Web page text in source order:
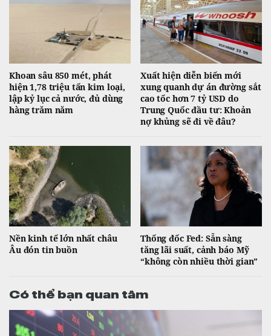
Khoan sâu 850 mét, phát
hiện 1,78 triệu tấn kim loại,
lập kỷ lục cả nước, đủ dùng
hàng trăm năm
Xuất hiện diễn biến mới
xung quanh dự án đường sắt
cao tốc hơn 7 tỷ USD do
Trung Quốc đầu tư: Khoản
nợ khủng sẽ đi về đâu?
Nền kinh tế lớn nhất châu
Âu đón tin buồn
Thống đốc Fed: Sẵn sàng
tăng lãi suất, cảnh báo Mỹ
“không còn nhiều thời gian”
Có thể bạn quan tâm